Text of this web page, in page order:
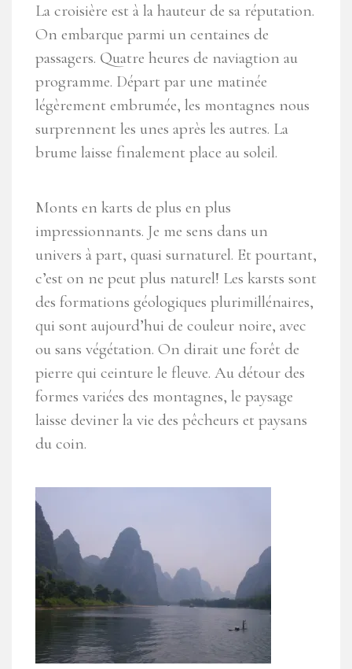
La croisière est à la hauteur de sa réputation.
On embarque parmi un centaines de
passagers. Quatre heures de naviagtion au
programme. Départ par une matinée
légèrement embrumée, les montagnes nous
surprennent les unes après les autres. La
brume laisse finalement place au soleil.
Monts en karts de plus en plus
impressionnants. Je me sens dans un
univers à part, quasi surnaturel. Et pourtant,
c’est on ne peut plus naturel! Les karsts sont
des formations géologiques plurimillénaires,
qui sont aujourd’hui de couleur noire, avec
ou sans végétation. On dirait une forêt de
pierre qui ceinture le fleuve. Au détour des
formes variées des montagnes, le paysage
laisse deviner la vie des pêcheurs et paysans
du coin.